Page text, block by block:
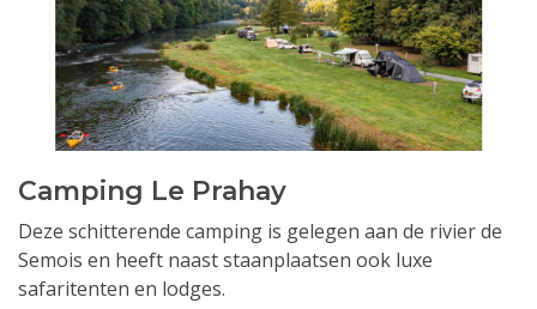
Camping Le Prahay
Deze schitterende camping is gelegen aan de rivier de
Semois en heeft naast staanplaatsen ook luxe
safaritenten en lodges.